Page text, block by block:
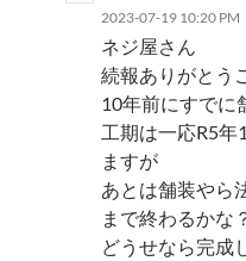
2023-07-19 10:20 PM
ネジ屋さん
続報ありがとう
10年前にすでに
工期は一応R5
ますが
あとは舗装やら
まで終わるかな
どうせなら完成